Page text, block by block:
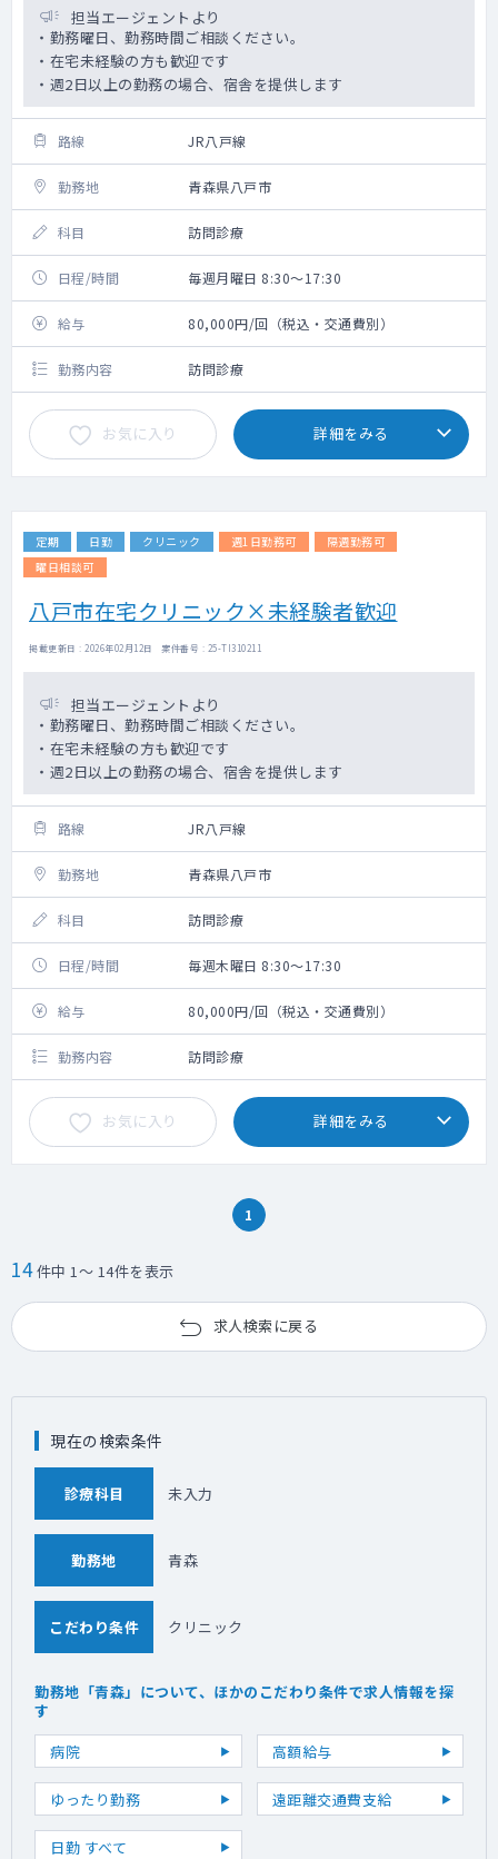
担当エージェントより
・勤務曜日、勤務時間ご相談ください。
・在宅未経験の方も歓迎です
・週2日以上の勤務の場合、宿舎を提供します
路線 JR八戸線
勤務地 青森県八戸市
科目 訪問診療
日程/時間 毎週月曜日 8:30～17:30
給与 80,000円/回（税込・交通費別）
勤務内容 訪問診療
お気に入り 詳細をみる
定期 日勤 クリニック 週1日勤務可
隔週勤務可
曜日相談可
八戸市在宅クリニック×未経験者歓迎
掲載更新日 : 2026年02月12日 案件番号 : 25-TI310211
担当エージェントより
・勤務曜日、勤務時間ご相談ください。
・在宅未経験の方も歓迎です
・週2日以上の勤務の場合、宿舎を提供します
路線 JR八戸線
勤務地 青森県八戸市
科目 訪問診療
日程/時間 毎週木曜日 8:30～17:30
給与 80,000円/回（税込・交通費別）
勤務内容 訪問診療
お気に入り 詳細をみる
1
14件中 1～ 14件を表示
求人検索に戻る
現在の検索条件
診療科目 未入力
勤務地 青森
こだわり条件 クリニック
勤務地「青森」について、ほかのこだわり条件で求人情報を探
す
病院
高額給与
ゆったり勤務 遠距離交通費支給
日勤 すべて